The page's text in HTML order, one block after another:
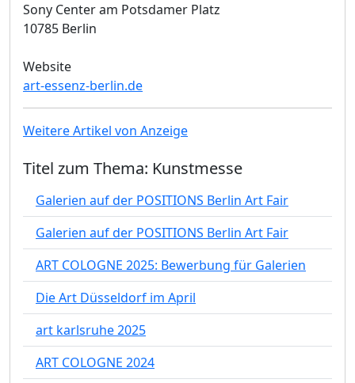
Sony Center am Potsdamer Platz
10785 Berlin
Website
art-essenz-berlin.de
Weitere Artikel von Anzeige
Titel zum Thema: Kunstmesse
Galerien auf der POSITIONS Berlin Art Fair
Galerien auf der POSITIONS Berlin Art Fair
ART COLOGNE 2025: Bewerbung für Galerien
Die Art Düsseldorf im April
art karlsruhe 2025
ART COLOGNE 2024